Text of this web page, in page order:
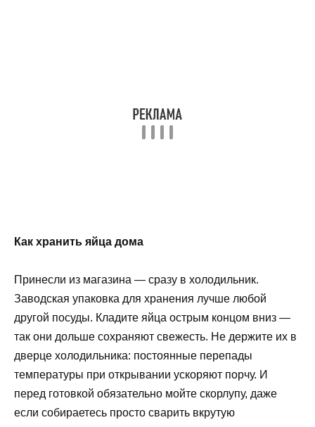
Как хранить яйца дома
Принесли из магазина — сразу в холодильник.
Заводская упаковка для хранения лучше любой
другой посуды. Кладите яйца острым концом вниз —
так они дольше сохраняют свежесть. Не держите их в
дверце холодильника: постоянные перепады
температуры при открывании ускоряют порчу. И
перед готовкой обязательно мойте скорлупу, даже
если собираетесь просто сварить вкрутую